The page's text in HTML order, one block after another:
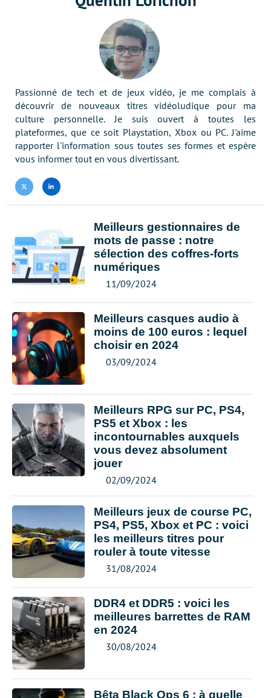
Passionné de tech et de jeux vidéo, je me complais à
découvrir de nouveaux titres vidéoludique pour ma
culture personnelle. Je suis ouvert à toutes les
plateformes, que ce soit Playstation, Xbox ou PC. J'aime
rapporter l'information sous toutes ses formes et espère
vous informer tout en vous divertissant.
TwitterLinkedIn
Meilleurs gestionnaires de
mots de passe : notre
sélection des coffres-forts
numériques
11/09/2024
Meilleurs casques audio à
moins de 100 euros : lequel
choisir en 2024
03/09/2024
Meilleurs RPG sur PC, PS4,
PS5 et Xbox : les
incontournables auxquels
vous devez absolument
jouer
02/09/2024
Meilleurs jeux de course PC,
PS4, PS5, Xbox et PC : voici
les meilleurs titres pour
rouler à toute vitesse
31/08/2024
DDR4 et DDR5 : voici les
meilleures barrettes de RAM
en 2024
30/08/2024
Bêta Black Ops 6 : à quelle